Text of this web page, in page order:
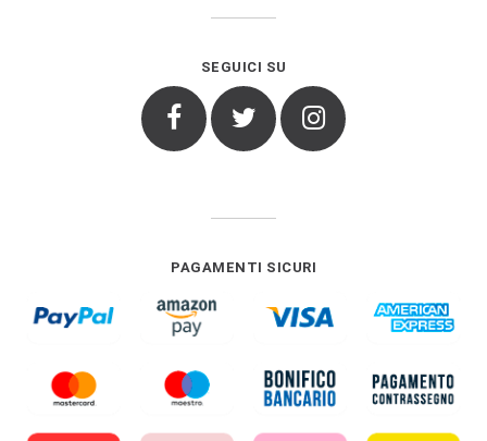
SEGUICI SU
Facebook Twitter Instagram
PAGAMENTI SICURI